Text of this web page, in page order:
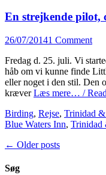
En strejkende pilot,
Posted
26/07/20141 Comment
Fredag d. 25. juli. Vi
håb om vi kunne finde
eller noget i den stil. Den
kræverLæs mere… /
Categories
Birding, Rejse, Trinidad
Blue Waters Inn, Trinidad
Post
← Older posts
Søg